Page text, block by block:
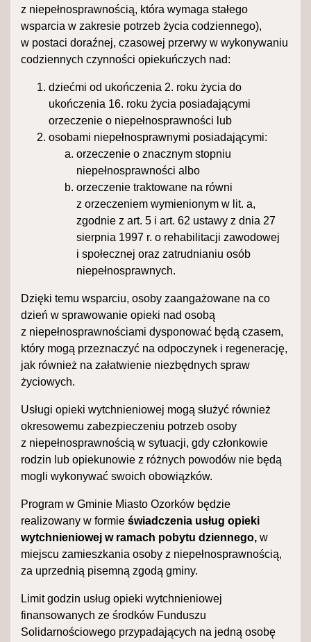
z niepełnosprawnością, która wymaga stałego
wsparcia w zakresie potrzeb życia codziennego),
w postaci doraźnej, czasowej przerwy w wykonywaniu
codziennych czynności opiekuńczych nad:
dziećmi od ukończenia 2. roku życia do
ukończenia 16. roku życia posiadającymi
orzeczenie o niepełnosprawności lub
osobami niepełnosprawnymi posiadającymi:
orzeczenie o znacznym stopniu
niepełnosprawności albo
orzeczenie traktowane na równi
z orzeczeniem wymienionym w lit. a,
zgodnie z art. 5 i art. 62 ustawy z dnia 27
sierpnia 1997 r. o rehabilitacji zawodowej
i społecznej oraz zatrudnianiu osób
niepełnosprawnych.
Dzięki temu wsparciu, osoby zaangażowane na co
dzień w sprawowanie opieki nad osobą
z niepełnosprawnościami dysponować będą czasem,
który mogą przeznaczyć na odpoczynek i regenerację,
jak również na załatwienie niezbędnych spraw
życiowych.
Usługi opieki wytchnieniowej mogą służyć również
okresowemu zabezpieczeniu potrzeb osoby
z niepełnosprawnością w sytuacji, gdy członkowie
rodzin lub opiekunowie z różnych powodów nie będą
mogli wykonywać swoich obowiązków.
Program w Gminie Miasto Ozorków będzie
realizowany w formie świadczenia usług opieki
wytchnieniowej w ramach pobytu dziennego, w
miejscu zamieszkania osoby z niepełnosprawnością,
za uprzednią pisemną zgodą gminy.
Limit godzin usług opieki wytchnieniowej
finansowanych ze środków Funduszu
Solidarnościowego przypadających na jedną osobę